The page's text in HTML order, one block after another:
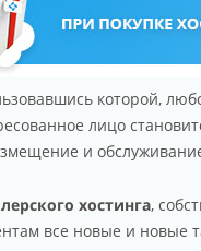
которой,
лицо
и
хостинга,
все новые и новые